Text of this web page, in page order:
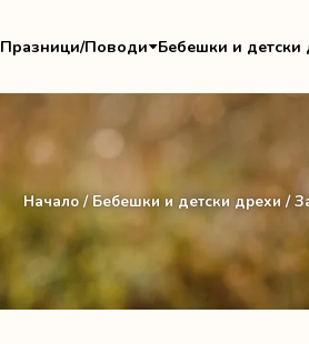
Празници/Поводи Бебешки и детски
Начало/Бебешки и детски дрехи/